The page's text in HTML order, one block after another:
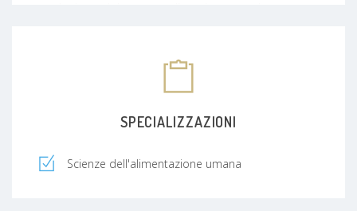
integrazione alimentare. Il percorso nutrizionale
rispetterà una propedeutica che contempla
continui aggiornamenti del piano alimentare, che
saranno apportati in seguito ad ogni visita di
generale. Questo tipo di percorso si differenzia
SPECIALIZZAZIONI
Scienze dell'alimentazione umana